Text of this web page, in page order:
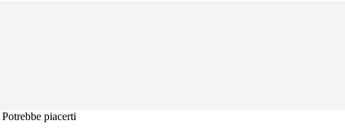
Potrebbe piacerti